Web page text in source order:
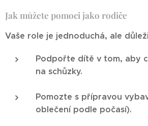
Jak můžete pomoci jako rodiče
Vaše role je jednoduchá, ale
Podpořte dítě v tom, aby
na schůzky.
Pomozte s přípravou
oblečení podle počasí).